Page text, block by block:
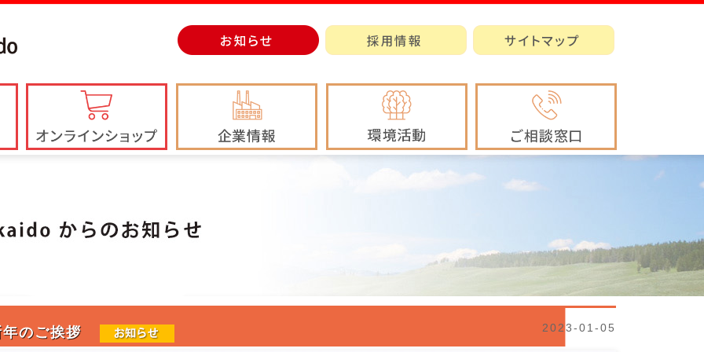
年のご挨拶 2023-01-05